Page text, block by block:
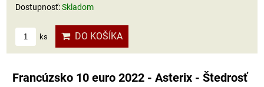
Dostupnosť:Skladom
ks DO KOŠÍKA
Francúzsko 10 euro 2022 - Asterix - Štedrosť